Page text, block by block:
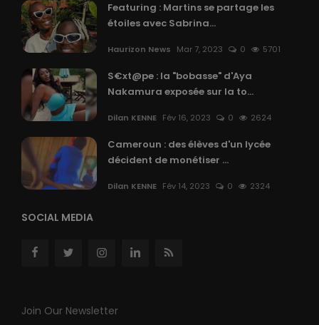
Featuring : Martins se partage les
étoiles avec Sabrina...
Haurizon News Mar 7, 2023 0 5701
S€xt@pe : la "bobasse" d'Aya
Nakamura exposée sur la to...
Dilan KENNE Fév 16, 2023 0 2624
Cameroun : des élèves d'un lycée
décident de monétiser ...
Dilan KENNE Fév 14, 2023 0 2324
SOCIAL MEDIA
Join Our Newsletter